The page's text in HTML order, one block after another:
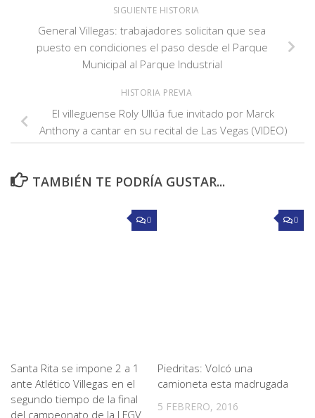
SIGUIENTE HISTORIA
General Villegas: trabajadores solicitan que sea
puesto en condiciones el paso desde el Parque
Municipal al Parque Industrial
HISTORIA PREVIA
El villeguense Roly Ullúa fue invitado por Marck
Anthony a cantar en su recital de Las Vegas (VIDEO)
TAMBIÉN TE PODRÍA GUSTAR...
0
Santa Rita se impone 2 a 1
ante Atlético Villegas en el
segundo tiempo de la final
del campeonato de la LFGV
0
Piedritas: Volcó una
camioneta esta madrugada
5 FEBRERO, 2016